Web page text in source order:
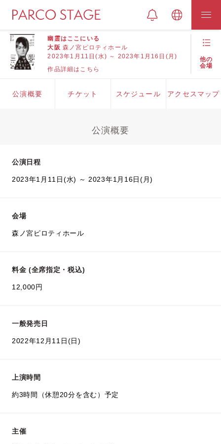
幽霊はここにいる
大阪 森ノ宮ピロティホール
2023年1月11日(水) ～ 2023年1月16日(月)
作品詳細はこちら
他の
会場
公演概要 チケット スケジュール アクセスマップ
公演概要
公演日程
2023年1月11日(水) ～ 2023年1月16日(月)
会場
森ノ宮ピロティホール
料金 (全席指定・税込)
12,000円
一般発売日
2022年12月11日(日)
上演時間
約3時間（休憩20分を含む）予定
主催